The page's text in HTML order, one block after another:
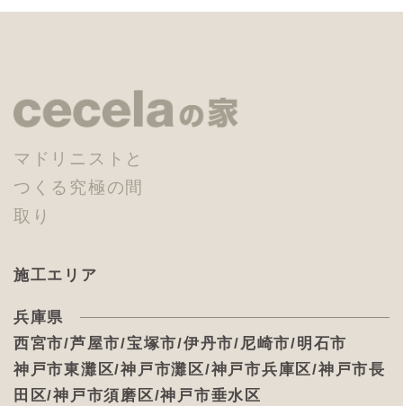
マドリニストと
つくる究極の間
取り
施工エリア
兵庫県
西宮市/芦屋市/宝塚市/伊丹市/尼崎市/明石市
神戸市東灘区/神戸市灘区/神戸市兵庫区/神戸市長
田区/神戸市須磨区/神戸市垂水区